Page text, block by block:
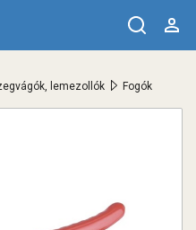
lemezollók > Fogók